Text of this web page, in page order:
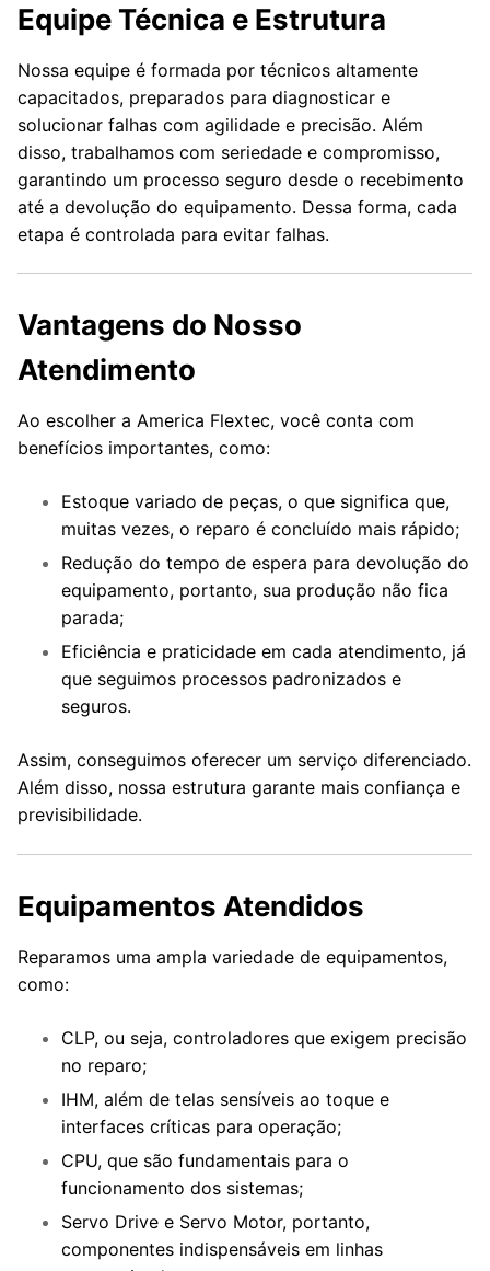
Equipe Técnica e Estrutura
Nossa equipe é formada por técnicos altamente
capacitados, preparados para diagnosticar e
solucionar falhas com agilidade e precisão. Além
disso, trabalhamos com seriedade e compromisso,
garantindo um processo seguro desde o recebimento
até a devolução do equipamento. Dessa forma, cada
etapa é controlada para evitar falhas.
Vantagens do Nosso
Atendimento
Ao escolher a America Flextec, você conta com
benefícios importantes, como:
Estoque variado de peças, o que significa que,
muitas vezes, o reparo é concluído mais rápido;
Redução do tempo de espera para devolução do
equipamento, portanto, sua produção não fica
parada;
Eficiência e praticidade em cada atendimento, já
que seguimos processos padronizados e
seguros.
Assim, conseguimos oferecer um serviço diferenciado.
Além disso, nossa estrutura garante mais confiança e
previsibilidade.
Equipamentos Atendidos
Reparamos uma ampla variedade de equipamentos,
como:
CLP, ou seja, controladores que exigem precisão
no reparo;
IHM, além de telas sensíveis ao toque e
interfaces críticas para operação;
CPU, que são fundamentais para o
funcionamento dos sistemas;
Servo Drive e Servo Motor, portanto,
componentes indispensáveis em linhas